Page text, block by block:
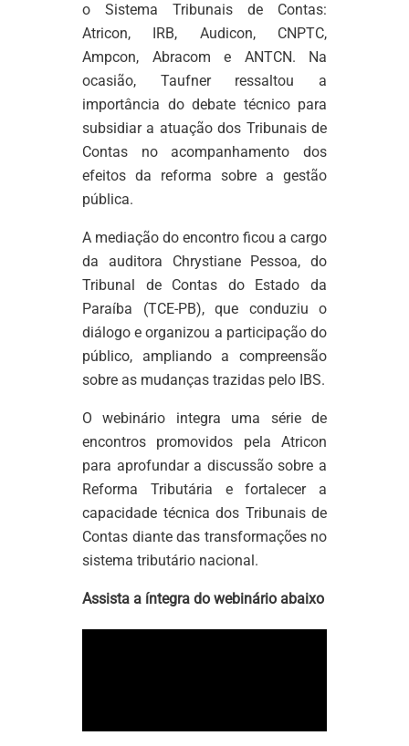
o Sistema Tribunais de Contas:
Atricon, IRB, Audicon, CNPTC,
Ampcon, Abracom e ANTCN. Na
ocasião, Taufner ressaltou a
importância do debate técnico para
subsidiar a atuação dos Tribunais de
Contas no acompanhamento dos
efeitos da reforma sobre a gestão
pública.
A mediação do encontro ficou a cargo
da auditora Chrystiane Pessoa, do
Tribunal de Contas do Estado da
Paraíba (TCE-PB), que conduziu o
diálogo e organizou a participação do
público, ampliando a compreensão
sobre as mudanças trazidas pelo IBS.
O webinário integra uma série de
encontros promovidos pela Atricon
para aprofundar a discussão sobre a
Reforma Tributária e fortalecer a
capacidade técnica dos Tribunais de
Contas diante das transformações no
sistema tributário nacional.
Assista a íntegra do webinário abaixo